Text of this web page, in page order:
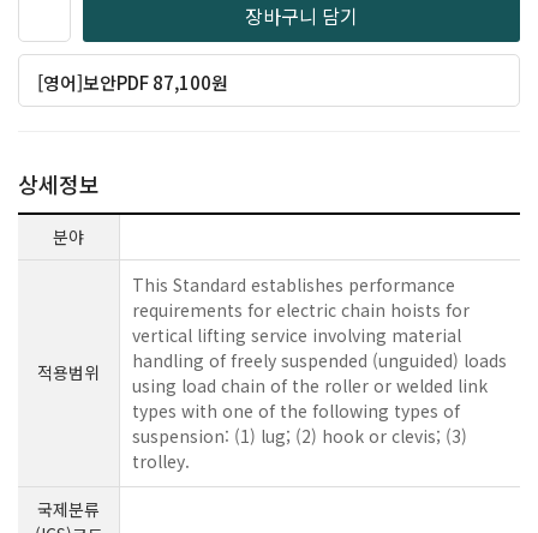
장바구니 담기
[영어]보안PDF 87,100원
상세정보
분야
적용범위
This Standard establishes performance
requirements for electric chain hoists for
vertical lifting service involving material
handling of freely suspended (unguided) loads
using load chain of the roller or welded link
types with one of the following types of
suspension: (1) lug; (2) hook or clevis; (3)
trolley.
국제분류